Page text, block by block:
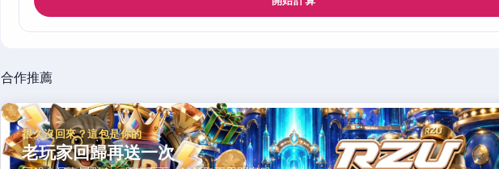
合作推薦
很久沒回來？這包是你的
老玩家回歸再送一次